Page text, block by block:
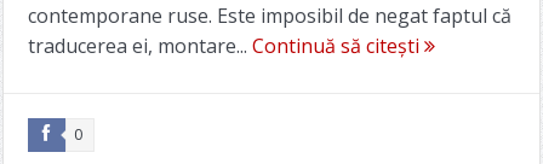
contemporane ruse. Este imposibil de negat faptul că
traducerea ei, montare... Continuă să citești
0